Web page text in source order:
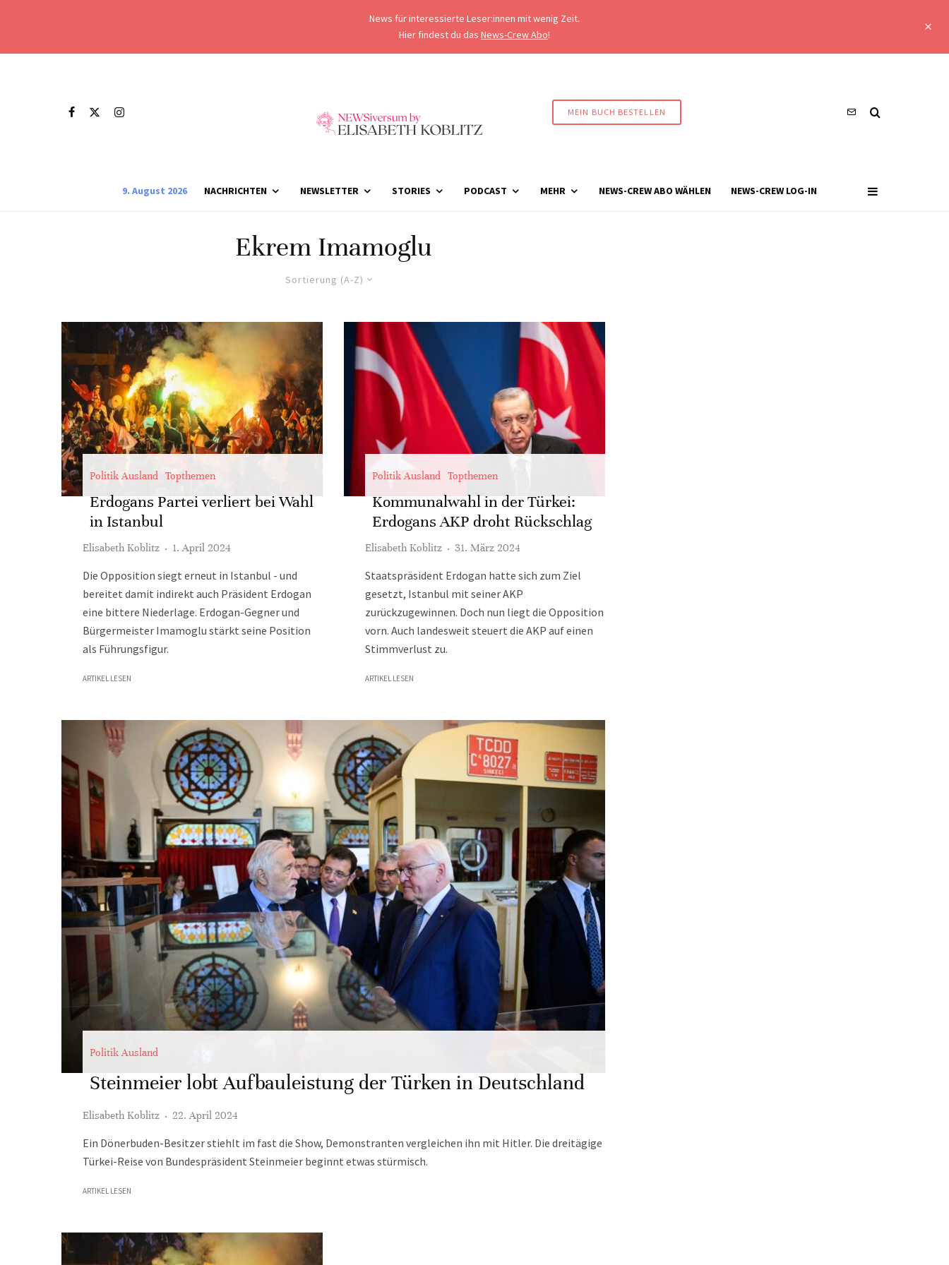
News für interessierte Leser:innen mit wenig Zeit.
Hier findest du das News-Crew Abo!
MEIN BUCH BESTELLEN
9. August 2026 NACHRICHTEN NEWSLETTER STORIES PODCAST MEHR NEWS-CREW ABO WÄHLEN NEWS-CREW LOG-IN
Ekrem Imamoglu
Sortierung (A-Z)
Politik Ausland Topthemen
Erdogans Partei verliert bei Wahl
in Istanbul
Elisabeth Koblitz · 1. April 2024
Die Opposition siegt erneut in Istanbul - und
bereitet damit indirekt auch Präsident Erdogan
eine bittere Niederlage. Erdogan-Gegner und
Bürgermeister Imamoglu stärkt seine Position
als Führungsfigur.
ARTIKEL LESEN
Politik Ausland Topthemen
Kommunalwahl in der Türkei:
Erdogans AKP droht Rückschlag
Elisabeth Koblitz · 31. März 2024
Staatspräsident Erdogan hatte sich zum Ziel
gesetzt, Istanbul mit seiner AKP
zurückzugewinnen. Doch nun liegt die Opposition
vorn. Auch landesweit steuert die AKP auf einen
Stimmverlust zu.
ARTIKEL LESEN
Politik Ausland
Steinmeier lobt Aufbauleistung der Türken in Deutschland
Elisabeth Koblitz · 22. April 2024
Ein Dönerbuden-Besitzer stiehlt im fast die Show, Demonstranten vergleichen ihn mit Hitler. Die dreitägige
Türkei-Reise von Bundespräsident Steinmeier beginnt etwas stürmisch.
ARTIKEL LESEN